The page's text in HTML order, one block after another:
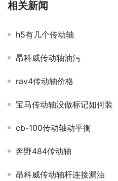
相关新闻
h5有几个传动轴
昂科威传动轴油污
rav4传动轴价格
宝马传动轴没做标记如何装
cb-100传动轴动平衡
奔野484传动轴
昂科威传动轴杆连接漏油